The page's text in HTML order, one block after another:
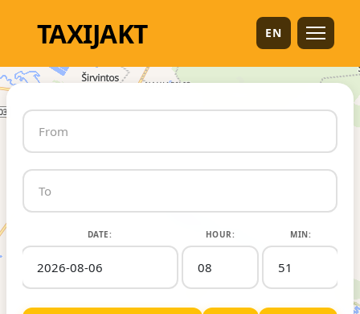
TAXIJAKT EN
DATE: HOUR: MIN: